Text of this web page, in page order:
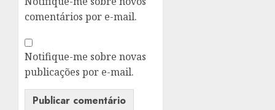
comentários por e-mail.
Notifique-me sobre novas
publicações por e-mail.